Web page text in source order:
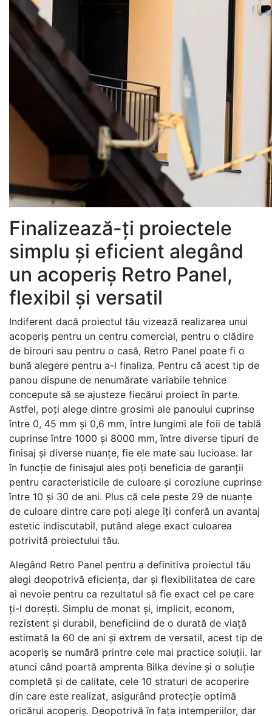
Finalizează-ţi proiectele
simplu şi eficient alegând
un acoperiş Retro Panel,
flexibil şi versatil
Indiferent dacă proiectul tău vizează realizarea unui
acoperiş pentru un centru comercial, pentru o clădire
de birouri sau pentru o casă, Retro Panel poate fi o
bună alegere pentru a-l finaliza. Pentru că acest tip de
panou dispune de nenumărate variabile tehnice
concepute să se ajusteze fiecărui proiect în parte.
Astfel, poţi alege dintre grosimi ale panoului cuprinse
între 0, 45 mm şi 0,6 mm, între lungimi ale foii de tablă
cuprinse între 1000 şi 8000 mm, între diverse tipuri de
finisaj şi diverse nuanţe, fie ele mate sau lucioase. Iar
în funcţie de finisajul ales poţi beneficia de garanţii
pentru caracteristicile de culoare şi coroziune cuprinse
între 10 şi 30 de ani. Plus că cele peste 29 de nuanţe
de culoare dintre care poţi alege îţi conferă un avantaj
estetic indiscutabil, putând alege exact culoarea
potrivită proiectului tău.
Alegând Retro Panel pentru a definitiva proiectul tău
alegi deopotrivă eficienţa, dar şi flexibilitatea de care
ai nevoie pentru ca rezultatul să fie exact cel pe care
ţi-l doreşti. Simplu de monat şi, implicit, econom,
rezistent şi durabil, beneficiind de o durată de viaţă
estimată la 60 de ani şi extrem de versatil, acest tip de
acoperiş se numără printre cele mai practice soluţii. Iar
atunci când poartă amprenta Bilka devine şi o soluţie
completă şi de calitate, cele 10 straturi de acoperire
din care este realizat, asigurând protecţie optimă
oricărui acoperiş. Deopotrivă în faţa intemperiilor, dar